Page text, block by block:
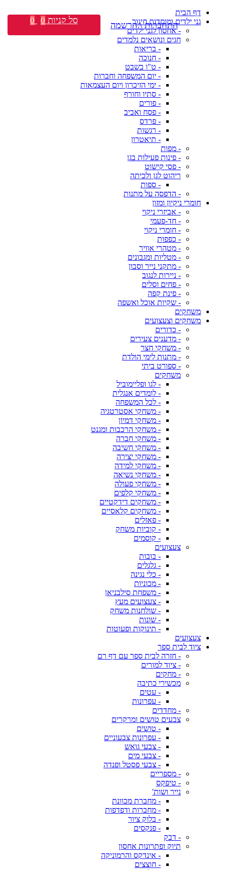
דף הבית
גני ילדים ומוסדות חינוך
- אחסון לגני ילדים
חגים ונושאים נלמדים
- בריאות
- חנוכה
- ט"ו בשבט
- יום המשפחה וחברות
- ימי הזיכרון ויום העצמאות
- סתיו וחורף
- פורים
- פסח ואביב
- פרדס
- רגשות
- תיאטרון
- מפות
- פינות פעילות בגן
- פסי קישוט
ריהוט לגן ולכיתה
- ספות
- הדפסה על מתנות
חומרי ניקיון ומזון
- אביזרי ניקוי
- חד-פעמי
- חומרי ניקוי
- כפפות
- מטהרי אוויר
- מטליות ומגבונים
- מתקני נייר וסבון
- ניירות לנגוב
- פחים וסלים
- פינת קפה
- שקיות אוכל ואשפה
משחקים
משחקים וצעצועים
- כדורים
- מדענים צעירים
- משחקי חצר
- מתנות לימי הולדת
- ספורט ביתי
משחקים
- לגו ופליימוביל
- לומדים אנגלית
- לכל המשפחה
- משחקי אסטרטגיה
- משחקי דמיון
- משחקי הרכבות ומגנט
- משחקי חברה
- משחקי חשיבה
- משחקי יצירה
- משחקי למידה
- משחקי נשיאה
- משחקי פעולה
- משחקי קלפים
- משחקים דידקטיים
- משחקים קלאסיים
- פאזלים
- קוביות משחק
- קוסמים
צעצועים
- בובות
- גלגלים
- כלי נגינה
- מכוניות
- משפחת סילבניאן
- צעצועים מעץ
- שולחנות משחק
- שונות
- תינוקות ופעוטות
צעצועים
ציוד לבית ספר
- חזרה לבית ספר עם דף רם
- ציוד למורים
- מחקים
מכשירי כתיבה
- עטים
- עפרונות
- מחדדים
צבעים טושים ומרקרים
- טושים
- עפרונות צבעוניים
- צבעי גואש
- צבעי מים
- צבעי פסטל ופנדה
- מספריים
- טיפקס
נייר ושות'
- מחברת מכוונת
- מחברות ודפדפות
- בלוק ציור
- פנקסים
- דבק
תיוק ופתרונות אחסון
- אינדקס והרמוניקה
- חוצצים
התחברות \ הרשמה סל קניות 0
0